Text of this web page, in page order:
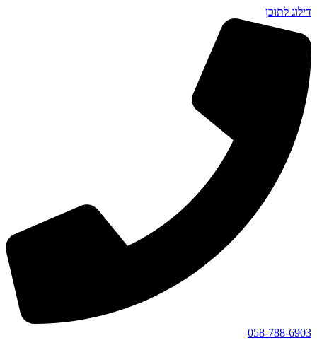
דילוג לתוכן
058-788-6903